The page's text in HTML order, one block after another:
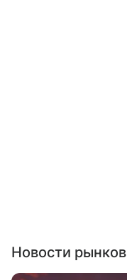
Новости рынков